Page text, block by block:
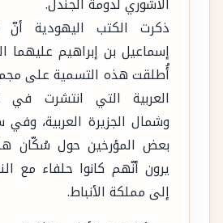
ذكرت الكتب اليهودية
إسماعيل بن إبراهيم عليهما
أُطلقت هذه التسمية على
العربية التي انتشرت في
وشمال الجزيرة العربية،
بعض المؤرخين حول سُكّان
يرون أنّهم كانوا حلفاء مع
إلى مملكة الأنباط.